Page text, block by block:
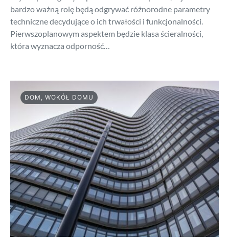
bardzo ważną rolę będą odgrywać różnorodne parametry
techniczne decydujące o ich trwałości i funkcjonalności.
Pierwszoplanowym aspektem będzie klasa ścieralności,
która wyznacza odporność…
DOM, WOKÓŁ DOMU